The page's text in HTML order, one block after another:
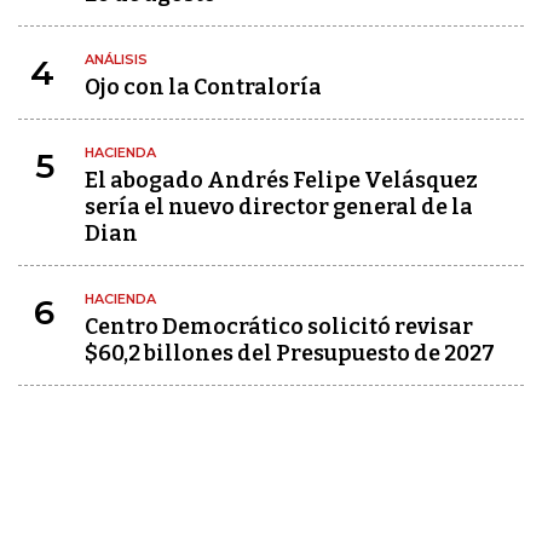
4 ANÁLISIS
Ojo con la Contraloría
5 HACIENDA
El abogado Andrés Felipe Velásquez
sería el nuevo director general de la
Dian
6 HACIENDA
Centro Democrático solicitó revisar
$60,2 billones del Presupuesto de 2027